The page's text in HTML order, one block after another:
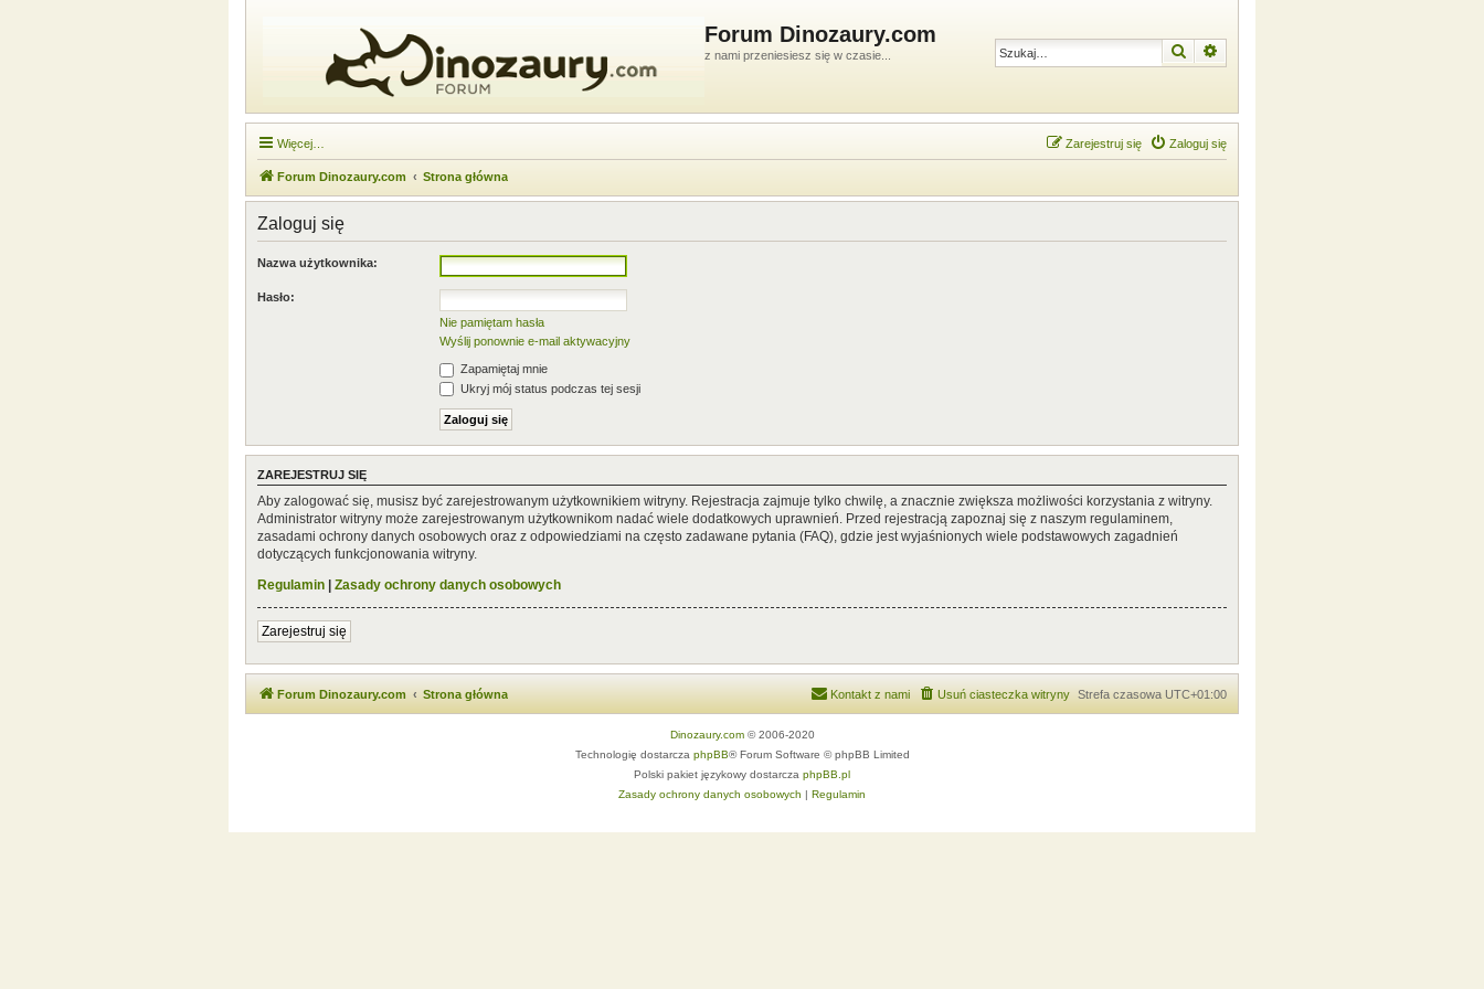
Forum Dinozaury.com
z nami przeniesiesz się w czasie... Szukaj
Więcej… Zaloguj się
Zarejestruj się
Forum Dinozaury.com Strona główna
Zaloguj się
Nazwa użytkownika:
Hasło:
Nie pamiętam hasła
Wyślij ponownie e-mail aktywacyjny
Zapamiętaj mnie
Ukryj mój status podczas tej sesji
ZAREJESTRUJ SIĘ
Aby zalogować się, musisz być zarejestrowanym użytkownikiem witryny. Rejestracja zajmuje tylko chwilę, a znacznie zwiększa możliwości korzystania z witryny.
Administrator witryny może zarejestrowanym użytkownikom nadać wiele dodatkowych uprawnień. Przed rejestracją zapoznaj się z naszym regulaminem,
zasadami ochrony danych osobowych oraz z odpowiedziami na często zadawane pytania (FAQ), gdzie jest wyjaśnionych wiele podstawowych zagadnień
dotyczących funkcjonowania witryny.
Regulamin | Zasady ochrony danych osobowych
Zarejestruj się
Forum Dinozaury.com Strona główna Strefa czasowa UTC+01:00
Usuń ciasteczka witryny
Kontakt z nami
Dinozaury.com© 2006-2020
Technologię dostarcza phpBB® Forum Software © phpBB Limited
Polski pakiet językowy dostarcza phpBB.pl
Zasady ochrony danych osobowych | Regulamin